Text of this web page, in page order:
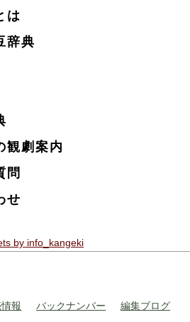
は
辞典
観劇案内
問
せ
by info_kangeki
報 バックナンバー 編集ブログ